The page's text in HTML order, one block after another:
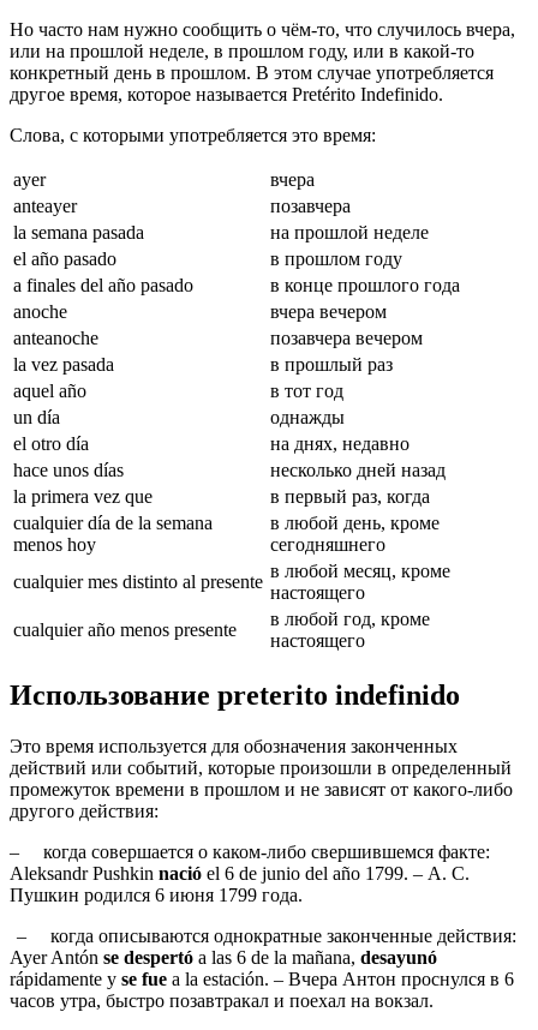
Но часто нам нужно сообщить о чём-то, что случилось вчера,
или на прошлой неделе, в прошлом году, или в какой-то
конкретный день в прошлом. В этом случае употребляется
другое время, которое называется Pretérito Indefinido.
Слова, с которыми употребляется это время:
ayer
вчера
anteayer
позавчера
la semana pasada
на прошлой неделе
el año pasado
в прошлом году
a finales del año pasado
в конце прошлого года
anoche
вчера вечером
anteanoche
позавчера вечером
la vez pasada
в прошлый раз
aquel año
в тот год
un día
однажды
el otro día
на днях, недавно
hace unos días
несколько дней назад
la primera vez que
в первый раз, когда
cualquier día de la semana
menos hoy
в любой день, кроме
сегодняшнего
cualquier mes distinto al presente
в любой месяц, кроме
настоящего
cualquier año menos presente
в любой год, кроме
настоящего
Использование preterito indefinido
Это время используется для обозначения законченных
действий или событий, которые произошли в определенный
промежуток времени в прошлом и не зависят от какого-либо
другого действия:
– когда совершается о каком-либо свершившемся факте:
Aleksandr Pushkin nació el 6 de junio del año 1799. – А. С.
Пушкин родился 6 июня 1799 года.
– когда описываются однократные законченные действия:
Ayer Antón se despertó a las 6 de la mañana, desayunó
rápidamente y se fue a la estación. – Вчера Антон проснулся в 6
часов утра, быстро позавтракал и поехал на вокзал.